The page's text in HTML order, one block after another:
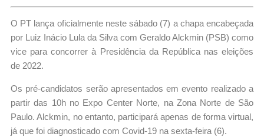
O PT lança oficialmente neste sábado (7) a chapa encabeçada
por Luiz Inácio Lula da Silva com Geraldo Alckmin (PSB) como
vice para concorrer à Presidência da República nas eleições
de 2022.
Os pré-candidatos serão apresentados em evento realizado a
partir das 10h no Expo Center Norte, na Zona Norte de São
Paulo. Alckmin, no entanto, participará apenas de forma virtual,
já que foi diagnosticado com Covid-19 na sexta-feira (6).